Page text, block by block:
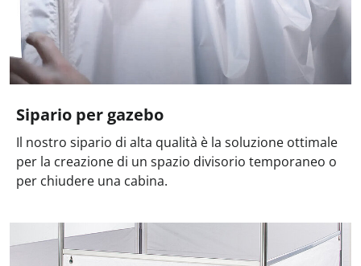
Sipario per gazebo
Il nostro sipario di alta qualità è la soluzione ottimale
per la creazione di un spazio divisorio temporaneo o
per chiudere una cabina.